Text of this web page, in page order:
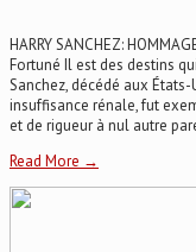
HARRY SANCHEZ:
Fortuné Il est des destins
Sanchez, décédé aux
insuffisance rénale, fut
et de rigueur à nul autre
Read More →